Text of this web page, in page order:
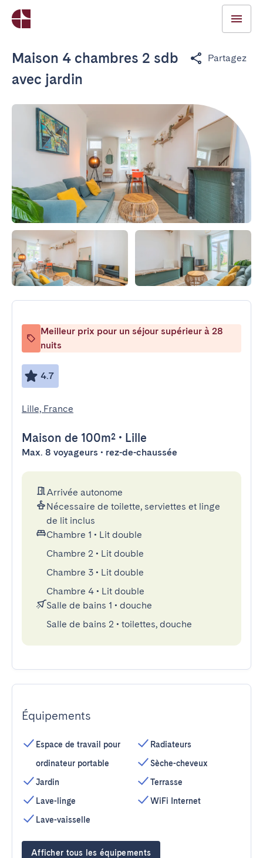
Maison 4 chambres 2 sdb
avec jardin
Partagez
Meilleur prix pour un séjour supérieur à 28
nuits
4.7
Lille, France
Maison de 100m² • Lille
Max. 8 voyageurs • rez-de-chaussée
Arrivée autonome
Nécessaire de toilette, serviettes et linge
de lit inclus
Chambre 1 • Lit double
Chambre 2 • Lit double
Chambre 3 • Lit double
Chambre 4 • Lit double
Salle de bains 1 • douche
Salle de bains 2 • toilettes, douche
Équipements
Espace de travail pour
ordinateur portable
Jardin
Lave-linge
Lave-vaisselle
Radiateurs
Sèche-cheveux
Terrasse
WiFi Internet
Afficher tous les équipements